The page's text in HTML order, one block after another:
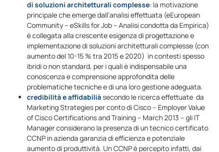
di soluzioni architetturali complesse: la motivazione
principale che emerge dall’analisi effettuata (eEuropean
Community – eSkills for Job – Analisi condotta da Empirica)
è collegata alla crescente esigenza di progettazione e
implementazione di soluzioni architetturali complesse (con
aumento del 10-15 % tra 2015 e 2020) in contesti spesso
ibridi o non standard, per i quali è indispensabile una
conoscenza e comprensione approfondita delle
problematiche tecniche e di una loro gestione adeguata.
credibilità e affidabiliàsecondo le ricerca effettuate da
Marketing Strategies per conto di Cisco – Employer Value
of Cisco Certifications and Training – March 2013 – gli IT
Manager considerano la presenza di un tecnico certificato
CCNP in azienda garanzia di efficienza e potenziale
aumento di produttività. Un CCNP è percepito infatti, dai